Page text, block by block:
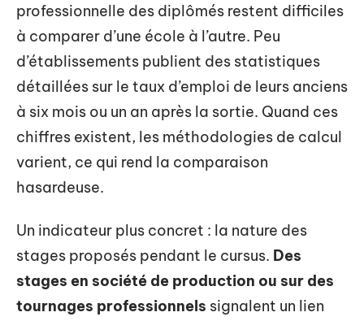
professionnelle des diplômés restent difficiles
à comparer d’une école à l’autre. Peu
d’établissements publient des statistiques
détaillées sur le taux d’emploi de leurs anciens
à six mois ou un an après la sortie. Quand ces
chiffres existent, les méthodologies de calcul
varient, ce qui rend la comparaison
hasardeuse.
Un indicateur plus concret : la nature des
stages proposés pendant le cursus. Des
stages en société de production ou sur des
tournages professionnels signalent un lien